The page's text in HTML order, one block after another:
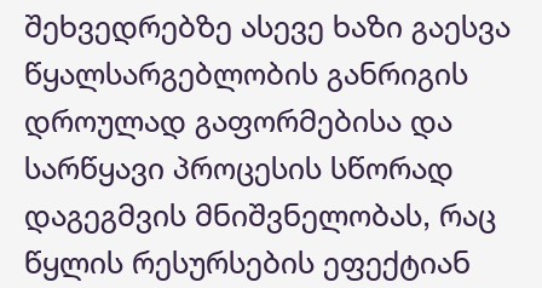
შეხვედრებზე ასევე ხაზი გაესვა
წყალსარგებლობის განრიგის
დროულად გაფორმებისა და
სარწყავი პროცესის სწორად
დაგეგმვის მნიშვნელობას, რაც
წყლის რესურსების ეფექტიან